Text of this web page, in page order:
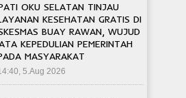
OKU SELATAN TINJAU
KESEHATAN GRATIS DI
BUAY RAWAN, WUJUD
KEPEDULIAN PEMERINTAH
MASYARAKAT
5.Aug 2026